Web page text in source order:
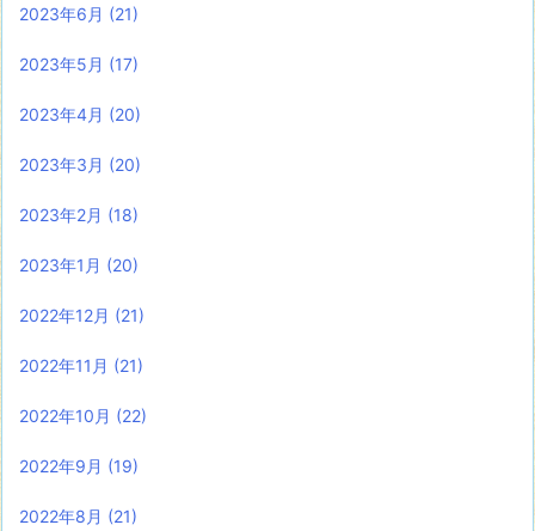
2023年6月 (21)
2023年5月 (17)
2023年4月 (20)
2023年3月 (20)
2023年2月 (18)
2023年1月 (20)
2022年12月 (21)
2022年11月 (21)
2022年10月 (22)
2022年9月 (19)
2022年8月 (21)